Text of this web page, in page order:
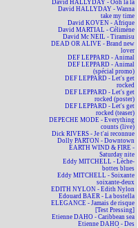
David HALLYDAY - Ooh la la
David HALLYDAY - Wanna
take my time
David KOVEN - Afrique
David MARTIAL - Célimène
David Mc NEIL - Tiramisu
DEAD OR ALIVE - Brand new
lover
DEF LEPPARD - Animal
DEF LEPPARD - Animal
(spécial promo)
DEF LEPPARD - Let's get
rocked
DEF LEPPARD - Let's get
rocked (poster)
DEF LEPPARD - Let's get
rocked (teaser)
DEPECHE MODE - Everything
counts (live)
Dick RIVERS - Je t'ai reconnue
Dolly PARTON - Downtown
EARTH WIND & FIRE -
Saturday nite
Eddy MITCHELL - Lèche-
bottes blues
Eddy MITCHELL - Soixante
soixante-deux
EDITH NYLON - Edith Nylon
Edouard BAER - La bostella
ELEGANCE - Jamais de risque
[Test Pressing]
Etienne DAHO - Caribbean sea
Etienne DAHO - Des